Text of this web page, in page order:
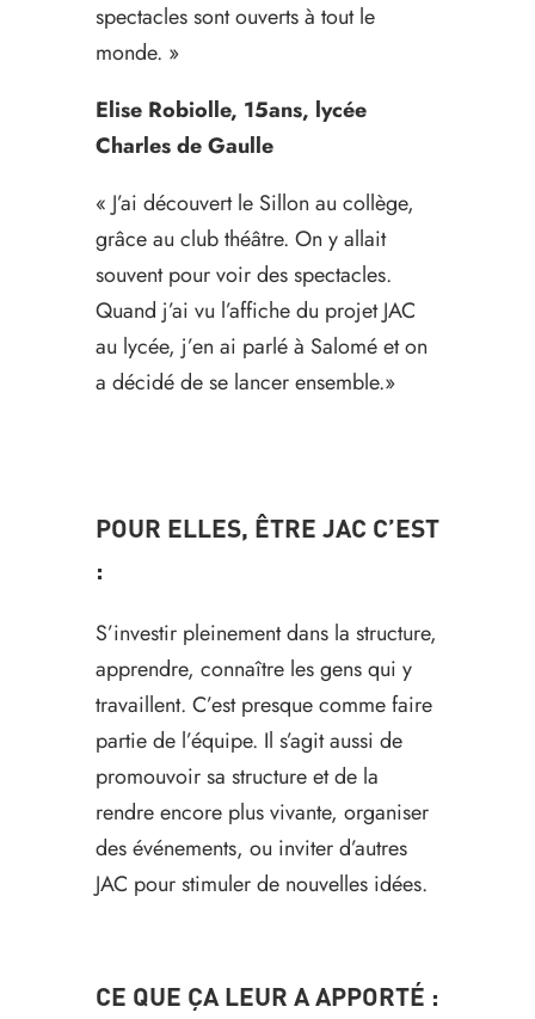
spectacles sont ouverts à tout le
monde. »
Elise Robiolle, 15ans, lycée
Charles de Gaulle
« J’ai découvert le Sillon au collège,
grâce au club théâtre. On y allait
souvent pour voir des spectacles.
Quand j’ai vu l’affiche du projet JAC
au lycée, j’en ai parlé à Salomé et on
a décidé de se lancer ensemble.»
POUR ELLES, ÊTRE JAC C’EST
:
S’investir pleinement dans la structure,
apprendre, connaître les gens qui y
travaillent. C’est presque comme faire
partie de l’équipe. Il s’agit aussi de
promouvoir sa structure et de la
rendre encore plus vivante, organiser
des événements, ou inviter d’autres
JAC pour stimuler de nouvelles idées.
CE QUE ÇA LEUR A APPORTÉ :